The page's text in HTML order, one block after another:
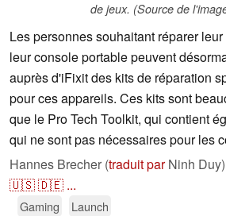
de jeux. (Source de
Les personnes souhaitant réparer
leur console portable peuvent
auprès d'iFixit des kits de réparation
pour ces appareils. Ces kits sont
que le Pro Tech Toolkit, qui contient
qui ne sont pas nécessaires pour les
Hannes Brecher (traduit parNinh
🇺🇸🇩🇪 ...
Gaming Launch